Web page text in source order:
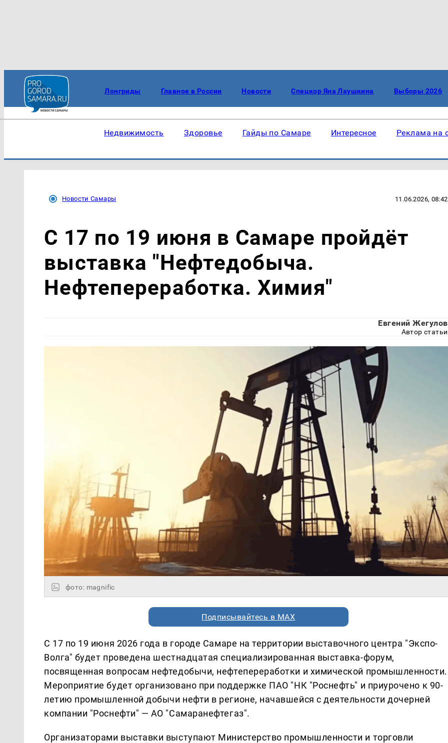
Лонгриды Главное в России Новости Спецкор Яна Лаушкина Выборы 2026
Недвижимость Здоровье Гайды по Самаре Интересное Реклама на
Новости Самары 11.06.2026, 08:42
С 17 по 19 июня в Самаре пройдёт
выставка "Нефтедобыча.
Нефтепереработка. Химия"
Евгений Жегулов
Автор статьи
фото: magnific
Подписывайтесь в MAX
С 17 по 19 июня 2026 года в городе Самаре на территории выставочного центра "Экспо-
Волга" будет проведена шестнадцатая специализированная выставка-форум,
посвященная вопросам нефтедобычи, нефтепереработки и химической промышленности.
Мероприятие будет организовано при поддержке ПАО "НК "Роснефть" и приурочено к 90-
летию промышленной добычи нефти в регионе, начавшейся с деятельности дочерней
компании "Роснефти" — АО "Самаранефтегаз".
Организаторами выставки выступают Министерство промышленности и торговли